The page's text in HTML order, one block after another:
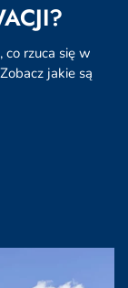
rzuca się w
jakie są